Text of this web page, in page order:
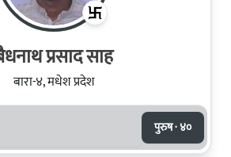
प्रसाद साह
बारा-४, मधेश प्रदेश
पुरुष · ४०